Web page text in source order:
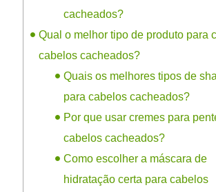
cacheados?
Qual o melhor tipo de produto para
cabelos cacheados?
Quais os melhores tipos de
para cabelos cacheados?
Por que usar cremes para
cabelos cacheados?
Como escolher a máscara de
hidratação certa para cabelos